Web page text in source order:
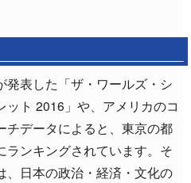
発表した「ザ・ワールズ・シ
ト 2016」や、アメリカのコ
チデータによると、東京の都
ンキングされています。そ
、日本の政治・経済・文化の